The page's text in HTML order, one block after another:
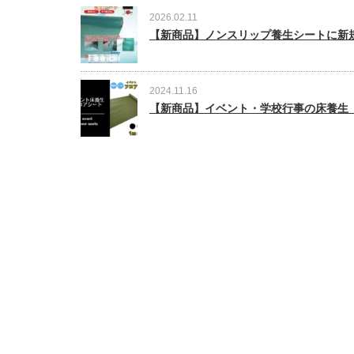
2026.02.11
【新商品】ノンスリップ養生シートに新
2024.11.16
【新商品】イベント・学校行事の床養生